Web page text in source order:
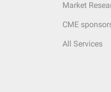
Market
CME
All Services